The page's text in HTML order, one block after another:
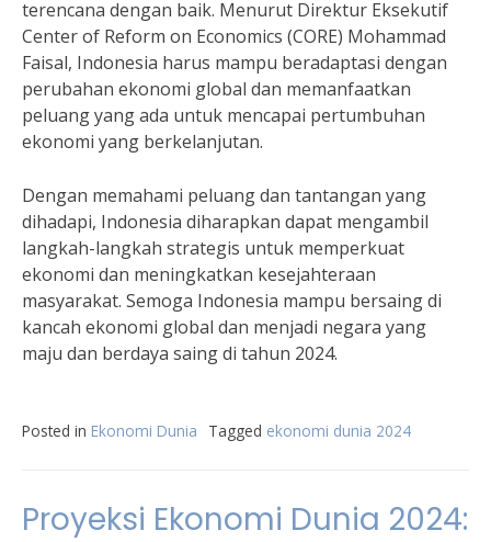
terencana dengan baik. Menurut Direktur Eksekutif
Center of Reform on Economics (CORE) Mohammad
Faisal, Indonesia harus mampu beradaptasi dengan
perubahan ekonomi global dan memanfaatkan
peluang yang ada untuk mencapai pertumbuhan
ekonomi yang berkelanjutan.
Dengan memahami peluang dan tantangan yang
dihadapi, Indonesia diharapkan dapat mengambil
langkah-langkah strategis untuk memperkuat
ekonomi dan meningkatkan kesejahteraan
masyarakat. Semoga Indonesia mampu bersaing di
kancah ekonomi global dan menjadi negara yang
maju dan berdaya saing di tahun 2024.
Posted in Ekonomi Dunia Tagged ekonomi dunia 2024
Proyeksi Ekonomi Dunia 2024: